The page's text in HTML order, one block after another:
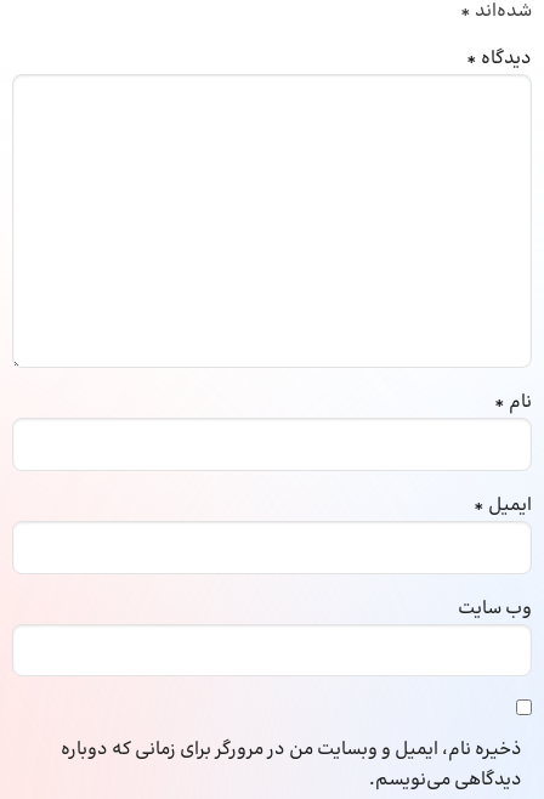
شده‌اند *
دیدگاه *
نام *
ایمیل *
وب‌ سایت
ذخیره نام، ایمیل و وبسایت من در مرورگر برای زمانی که دوباره
دیدگاهی می‌نویسم.